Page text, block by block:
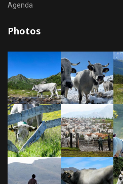
Agenda
Photos